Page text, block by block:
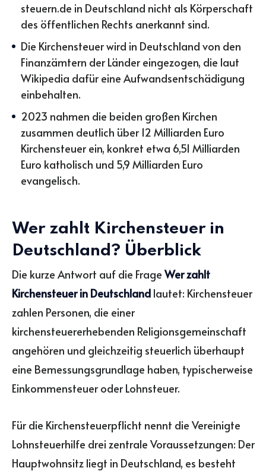
steuern.de in Deutschland nicht als Körperschaft
des öffentlichen Rechts anerkannt sind.
Die Kirchensteuer wird in Deutschland von den
Finanzämtern der Länder eingezogen, die laut
Wikipedia dafür eine Aufwandsentschädigung
einbehalten.
2023 nahmen die beiden großen Kirchen
zusammen deutlich über 12 Milliarden Euro
Kirchensteuer ein, konkret etwa 6,51 Milliarden
Euro katholisch und 5,9 Milliarden Euro
evangelisch.
Wer zahlt Kirchensteuer in
Deutschland? Überblick
Die kurze Antwort auf die FrageWer zahlt
Kirchensteuer in Deutschland lautet: Kirchensteuer
zahlen Personen, die einer
kirchensteuererhebenden Religionsgemeinschaft
angehören und gleichzeitig steuerlich überhaupt
eine Bemessungsgrundlage haben, typischerweise
Einkommensteuer oder Lohnsteuer.
Für die Kirchensteuerpflicht nennt die Vereinigte
Lohnsteuerhilfe drei zentrale Voraussetzungen: Der
Hauptwohnsitz liegt in Deutschland, es besteht